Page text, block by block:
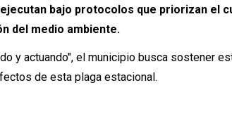
bajo protocolos que priorizan el
del medio ambiente.
y actuando", el municipio busca sostener
de esta plaga estacional.